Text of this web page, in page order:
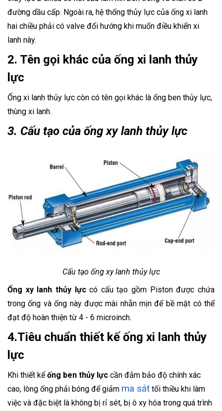
đường dầu cấp. Ngoài ra, hệ thống thủy lực của ống xi lanh
hai chiều phải có valve đổi hướng khi muốn điều khiển xi
lanh này.
2. Tên gọi khác của ống xi lanh thủy
lực
Ống xi lanh thủy lực còn có tên gọi khác là ống ben thủy lực,
thùng xi lanh.
3. Cấu tạo của ống xy lanh thủy lực
Cấu tạo ống xy lanh thủy lực
Ống xy lanh thủy lựccó cấu tạo gồm Piston được chứa
trong ống và ống này được mài nhẵn mịn để bề mặt có thể
đạt độ hoàn thiện từ 4 - 6 microinch.
4.Tiêu chuẩn thiết kế ống xi lanh thủy
lực
Khi thiết kếống ben thủy lực cần đảm bảo độ chính xác
cao, lòng ống phải bóng để giảm ma sát tối thiều khi làm
việc và đặc biệt là không bị rỉ sét, bị ô xy hóa trong quá trình